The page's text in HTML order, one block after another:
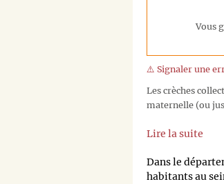
Vous
⚠️ Signaler une
Les crèches
maternelle (ou
Lire la suite
Dans le
habitants au